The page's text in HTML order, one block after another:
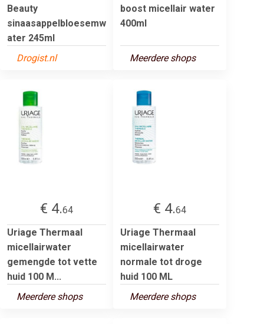
Beauty
sinaasappelbloesemw
ater 245ml
Drogist.nl
boost micellair water
400ml
Meerdere shops
€ 4.64
Uriage Thermaal
micellairwater
gemengde tot vette
huid 100 M...
Meerdere shops
€ 4.64
Uriage Thermaal
micellairwater
normale tot droge
huid 100 ML
Meerdere shops